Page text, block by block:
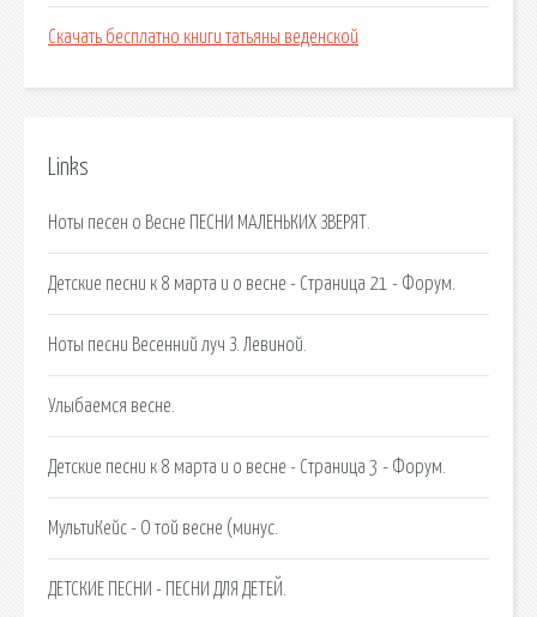
Скачать бесплатно книги татьяны веденской
Links
Ноты песен о Весне ПЕСНИ МАЛЕНЬКИХ ЗВЕРЯТ.
Детские песни к 8 марта и о весне - Страница 21 - Форум.
Ноты песни Весенний луч З. Левиной.
Улыбаемся весне.
Детские песни к 8 марта и о весне - Страница 3 - Форум.
МультиКейс - О той весне (минус.
ДЕТСКИЕ ПЕСНИ - ПЕСНИ ДЛЯ ДЕТЕЙ.